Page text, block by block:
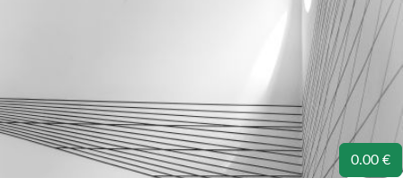
0.00 €